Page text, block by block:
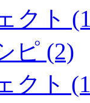
クト
ピ (2)
クト